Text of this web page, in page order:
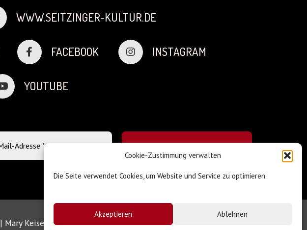
Cookie-Zustimmung verwalten
Die Seite verwendet Cookies, um Website und Service zu optimieren.
Akzeptieren Ablehnen
WWW.SEITZINGER-KULTUR.DE
FACEBOOK INSTAGRAM
YOUTUBE
| Mary Keiser Impressum & Datenschutz